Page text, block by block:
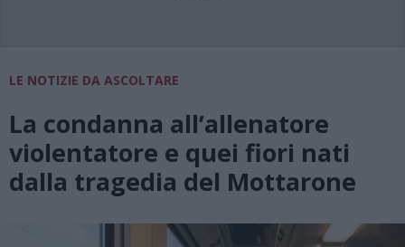
LE NOTIZIE DA ASCOLTARE
La condanna all’allenatore
violentatore e quei fiori nati
dalla tragedia del Mottarone